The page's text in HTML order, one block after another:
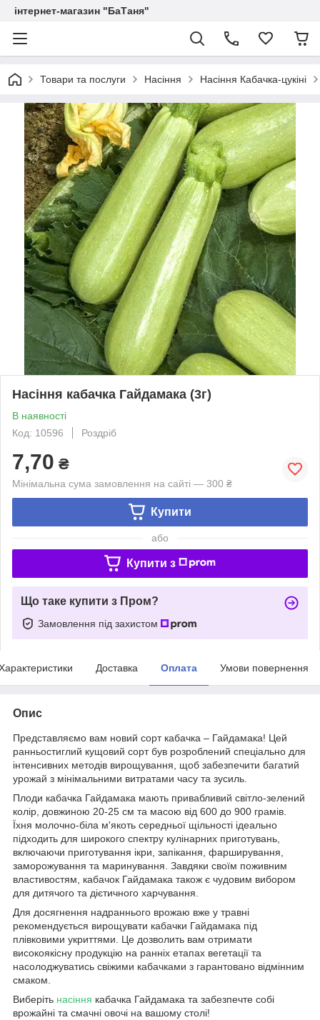
інтернет-магазин "БаТаня"
Товари та послуги Насіння Насіння Кабачка-цукіні
Насіння кабачка Гайдамака (3г)
В наявності
Код: 10596
Роздріб
7,70 ₴
Мінімальна сума замовлення на сайті — 300 ₴
Купити
або
Купити з
Що таке купити з Пром?
Замовлення під захистом
Доставка Оплата Умови повернення
Опис
Представляємо вам новий сорт кабачка – Гайдамака! Цей
ранньостиглий кущовий сорт був розроблений спеціально для
інтенсивних методів вирощування, щоб забезпечити багатий
урожай з мінімальними витратами часу та зусиль.
Плоди кабачка Гайдамака мають привабливий світло-зелений
колір, довжиною 20-25 см та масою від 600 до 900 грамів.
Їхня молочно-біла м'якоть середньої щільності ідеально
підходить для широкого спектру кулінарних приготувань,
включаючи приготування ікри, запікання, фарширування,
заморожування та маринування. Завдяки своїм поживним
властивостям, кабачок Гайдамака також є чудовим вибором
для дитячого та дієтичного харчування.
Для досягнення надраннього врожаю вже у травні
рекомендується вирощувати кабачки Гайдамака під
плівковими укриттями. Це дозволить вам отримати
високоякісну продукцію на ранніх етапах вегетації та
насолоджуватись свіжими кабачками з гарантовано відмінним
смаком.
Виберіть насіння кабачка Гайдамака та забезпечте собі
врожайні та смачні овочі на вашому столі!